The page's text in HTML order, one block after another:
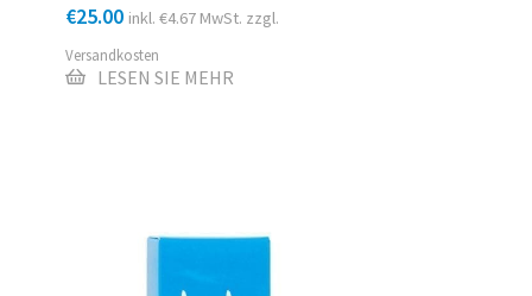
€25.00 inkl. €4.67 MwSt. zzgl.
Versandkosten
LESEN SIE MEHR